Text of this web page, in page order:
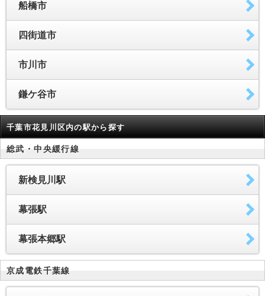
船橋市
四街道市
市川市
鎌ケ谷市
千葉市花見川区内の駅から探す
総武・中央緩行線
新検見川駅
幕張駅
幕張本郷駅
京成電鉄千葉線